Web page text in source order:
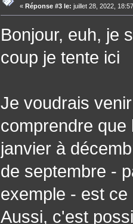
« Réponse #3 le: juillet 28, 2022,
Bonjour, euh, je
coup je tente ici
Je voudrais
comprendre
janvier à
de septembre -
exemple - est
Aussi, c'est